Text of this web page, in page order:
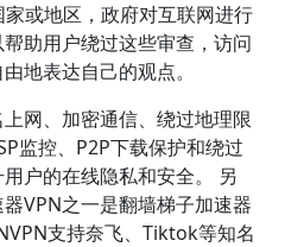
或地区，政府对互联网进行
助用户绕过这些审查，访问
地表达自己的观点。
网、加密通信、绕过地理限
监控、P2P下载保护和绕过
户的在线隐私和安全。 另
VPN之一是翻墙梯子加速器
支持奈飞、Tiktok等知名